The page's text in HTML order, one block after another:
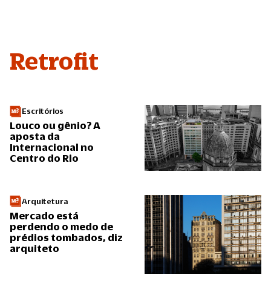
Retrofit
Escritórios
Louco ou gênio? A
aposta da
Internacional no
Centro do Rio
Arquitetura
Mercado está
perdendo o medo de
prédios tombados, diz
arquiteto